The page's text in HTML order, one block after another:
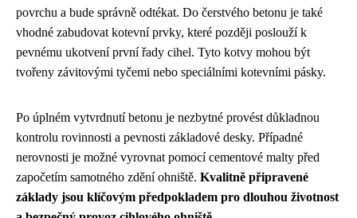
povrchu a bude správně odtékat. Do čerstvého betonu je také
vhodné zabudovat kotevní prvky, které později poslouží k
pevnému ukotvení první řady cihel. Tyto kotvy mohou být
tvořeny závitovými tyčemi nebo speciálními kotevními pásky.
Po úplném vytvrdnutí betonu je nezbytné provést důkladnou
kontrolu rovinnosti a pevnosti základové desky. Případné
nerovnosti je možné vyrovnat pomocí cementové malty před
započetím samotného zdění ohniště. Kvalitně připravené
základy jsou klíčovým předpokladem pro dlouhou životnost